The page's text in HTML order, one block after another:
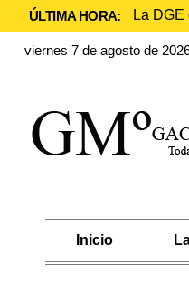
ÚLTIMA HORA: La
viernes 7 de agosto de
Inicio